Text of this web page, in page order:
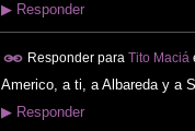
▶Responder
Responder para Tito Maciá
Americo, a ti, a Albareda y a
▶Responder